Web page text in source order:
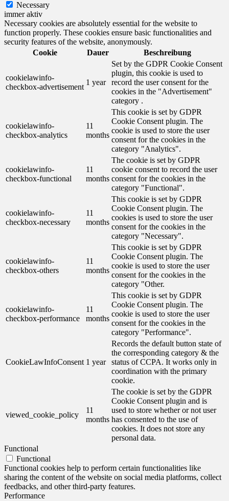
Necessary
immer aktiv
Necessary cookies are absolutely essential for the website to
function properly. These cookies ensure basic functionalities and
security features of the website, anonymously.
Cookie
Dauer Beschreibung
cookielawinfo-
checkbox-advertisement
1 year
Set by the GDPR Cookie Consent
plugin, this cookie is used to
record the user consent for the
cookies in the "Advertisement"
category .
cookielawinfo-
checkbox-analytics
11
months
This cookie is set by GDPR
Cookie Consent plugin. The
cookie is used to store the user
consent for the cookies in the
category "Analytics".
cookielawinfo-
checkbox-functional
11
months
The cookie is set by GDPR
cookie consent to record the user
consent for the cookies in the
category "Functional".
cookielawinfo-
checkbox-necessary
11
months
This cookie is set by GDPR
Cookie Consent plugin. The
cookies is used to store the user
consent for the cookies in the
category "Necessary".
cookielawinfo-
checkbox-others
11
months
This cookie is set by GDPR
Cookie Consent plugin. The
cookie is used to store the user
consent for the cookies in the
category "Other.
cookielawinfo-
checkbox-performance
11
months
This cookie is set by GDPR
Cookie Consent plugin. The
cookie is used to store the user
consent for the cookies in the
category "Performance".
CookieLawInfoConsent 1 year
Records the default button state of
the corresponding category & the
status of CCPA. It works only in
coordination with the primary
cookie.
viewed_cookie_policy
11
months
The cookie is set by the GDPR
Cookie Consent plugin and is
used to store whether or not user
has consented to the use of
cookies. It does not store any
personal data.
Functional
Functional
Functional cookies help to perform certain functionalities like
sharing the content of the website on social media platforms, collect
feedbacks, and other third-party features.
Performance